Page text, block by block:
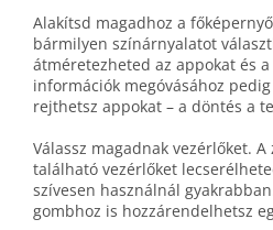
Alakítsd magadhoz a
bármilyen színárnyalatot
átméretezheted az appokat és
információk megóvásához
rejthetsz appokat – a döntés a
Válassz magadnak vezérlőket.
található vezérlőket
szívesen használnál
gombhoz is hozzárendelhetsz